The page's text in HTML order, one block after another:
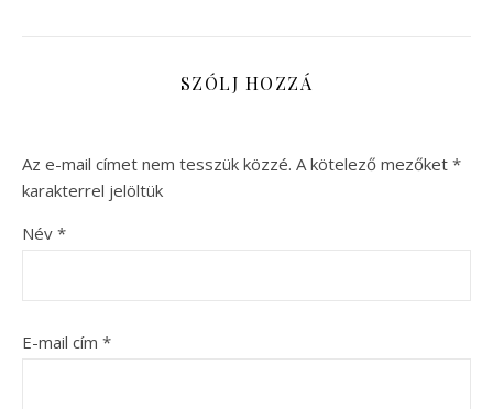
SZÓLJ HOZZÁ
Az e-mail címet nem tesszük közzé. A kötelező mezőket *
karakterrel jelöltük
Név *
E-mail cím *